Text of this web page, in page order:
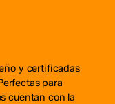
y certificadas
para
cuentan con la